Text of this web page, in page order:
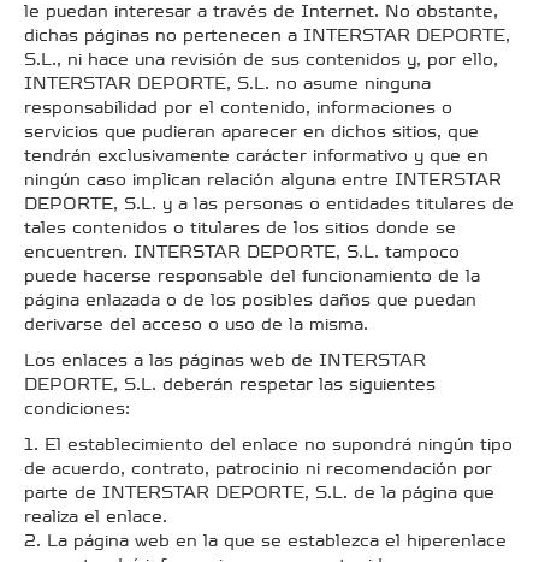
le puedan interesar a través de Internet. No obstante,
dichas páginas no pertenecen a INTERSTAR DEPORTE,
S.L., ni hace una revisión de sus contenidos y, por ello,
INTERSTAR DEPORTE, S.L. no asume ninguna
responsabilidad por el contenido, informaciones o
servicios que pudieran aparecer en dichos sitios, que
tendrán exclusivamente carácter informativo y que en
ningún caso implican relación alguna entre INTERSTAR
DEPORTE, S.L. y a las personas o entidades titulares de
tales contenidos o titulares de los sitios donde se
encuentren. INTERSTAR DEPORTE, S.L. tampoco
puede hacerse responsable del funcionamiento de la
página enlazada o de los posibles daños que puedan
derivarse del acceso o uso de la misma.
Los enlaces a las páginas web de INTERSTAR
DEPORTE, S.L. deberán respetar las siguientes
condiciones:
1. El establecimiento del enlace no supondrá ningún tipo
de acuerdo, contrato, patrocinio ni recomendación por
parte de INTERSTAR DEPORTE, S.L. de la página que
realiza el enlace.
2. La página web en la que se establezca el hiperenlace